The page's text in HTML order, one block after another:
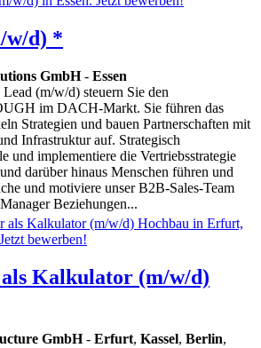
w/d) *
GmbH- Essen
Lead (m/w/d) steuern Sie den
im DACH-Markt. Sie führen das
Strategien und bauen Partnerschaften mit
Infrastruktur auf. Strategisch
und implementiere die Vertriebsstrategie
darüber hinaus Menschen führen und
und motiviere unser B2B-Sales-Team
Beziehungen...
Kalkulator (m/w/d)
GmbH- Erfurt, Kassel, Berlin,